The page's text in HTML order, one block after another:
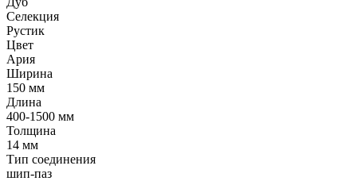
Селекция
Рустик
Цвет
Ария
Ширина
150 мм
Длина
400-1500 мм
Толщина
14 мм
Тип соединения
шип-паз